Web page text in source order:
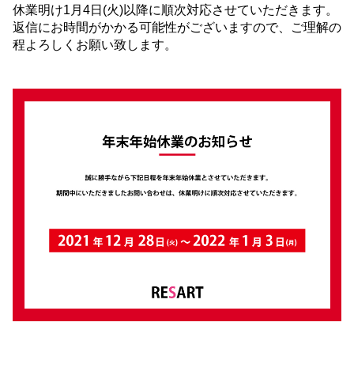
休業明け1月4日(火)以降に順次対応させていただきます。
返信にお時間がかかる可能性がございますので、ご理解の
程よろしくお願い致します。